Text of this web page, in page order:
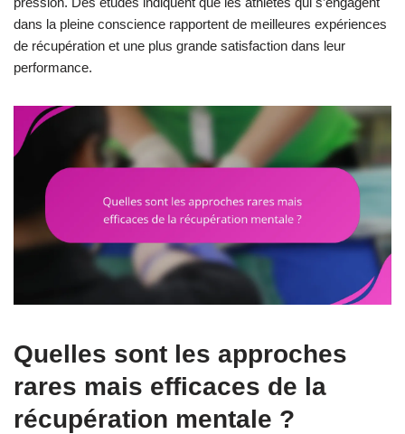
dans la pleine conscience rapportent de meilleures expériences
de récupération et une plus grande satisfaction dans leur
performance.
Quelles sont les approches
rares mais efficaces de la
récupération mentale ?